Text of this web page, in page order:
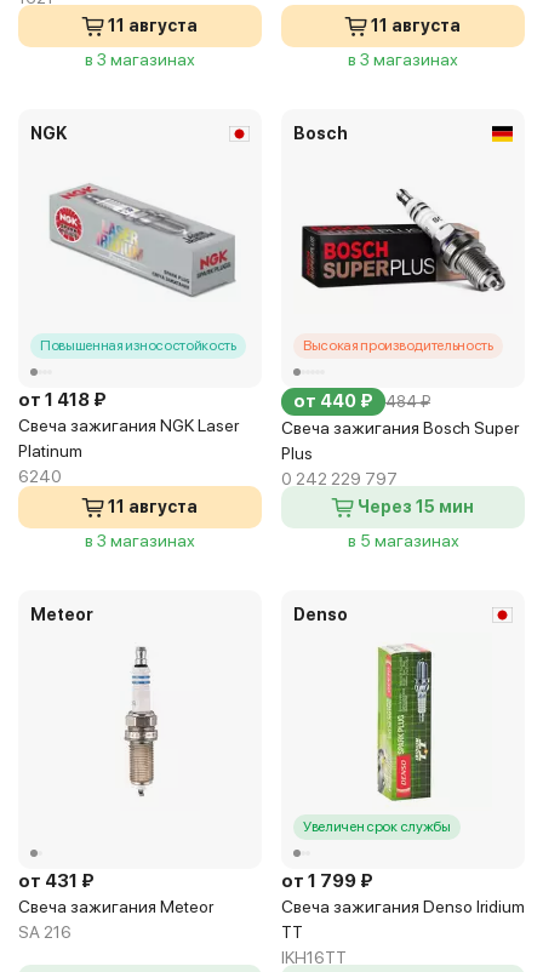
11 августа
в 3 магазинах
11 августа
в 3 магазинах
NGK
Повышенная износостойкость
от 1 418 ₽
Свеча зажигания NGK Laser
Platinum
6240
11 августа
в 3 магазинах
Bosch
Высокая производительность
от 440 ₽ 484 ₽
Свеча зажигания Bosch Super
Plus
0 242 229 797
Через 15 мин
в 5 магазинах
Meteor
от 431 ₽
Свеча зажигания Meteor
SA 216
Denso
Увеличен срок службы
от 1 799 ₽
Свеча зажигания Denso Iridium
TT
IKH16TT